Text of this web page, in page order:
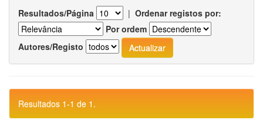
Resultados/Página | Ordenar registos por:
Por ordem
Autores/Registo
Resultados 1-1 de 1.